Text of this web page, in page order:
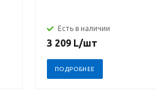
Есть в наличии
3 209 L/шт
ПОДРОБНЕЕ